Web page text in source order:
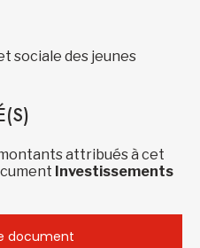
sociale des jeunes
attribués à cet
Investissements
document